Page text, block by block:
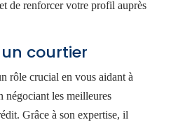
de renforcer votre profil auprès
courtier
rôle crucial en vous aidant à
négociant les meilleures
Grâce à son expertise, il